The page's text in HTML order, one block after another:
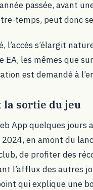
passée, avant
temps, peut donc
l’accès s’élargit
les mêmes que
est demandé à
la sortie du jeu
App quelques
en amont du
de profiter des
l’afflux des autres
qui explique une